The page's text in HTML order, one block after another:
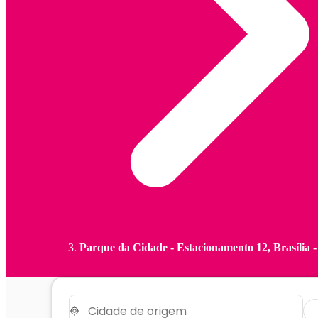
Parque da Cidade - Estacionamento 12, Brasília